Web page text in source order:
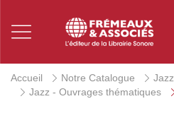
Accueil Notre Catalogue
Jazz
Jazz - Ouvrages thématiques